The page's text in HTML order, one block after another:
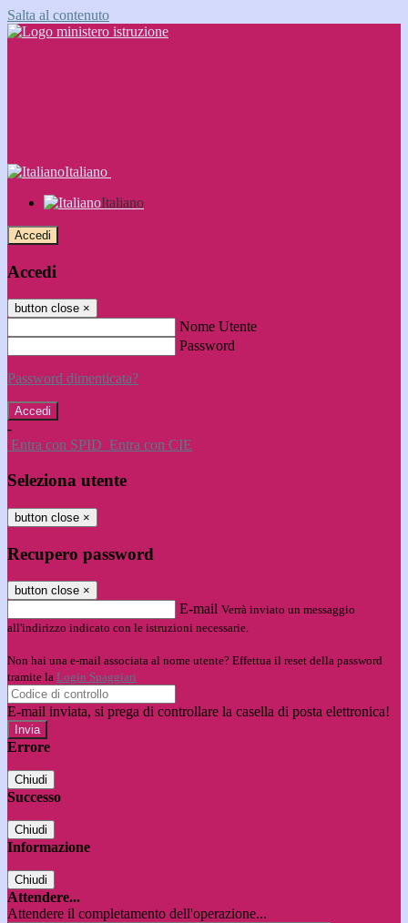
Salta al contenuto
Italiano
Italiano
Accedi
Accedi
button close ×
Nome Utente
Password
Password dimenticata?
-
Entra con SPID Entra con CIE
Seleziona utente
button close ×
Recupero password
button close ×
E-mail Verrà inviato un messaggio
all'indirizzo indicato con le istruzioni necessarie.
Non hai una e-mail associata al nome utente? Effettua il reset della password
tramite la Login Spaggiari
E-mail inviata, si prega di controllare la casella di posta elettronica!
Errore
Chiudi
Successo
Chiudi
Informazione
Chiudi
Attendere...
Attendere il completamento dell'operazione...